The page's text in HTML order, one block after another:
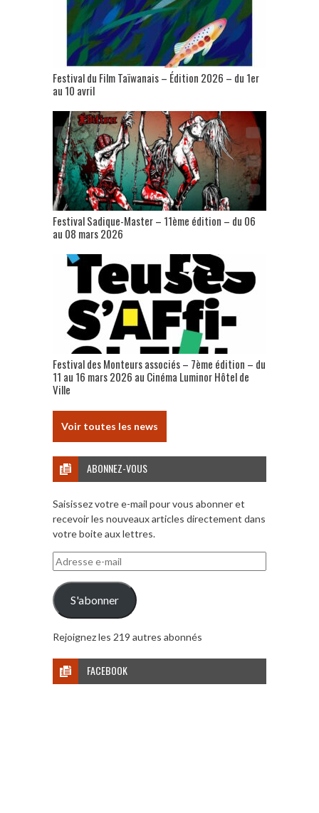
Festival du Film Taïwanais – Édition 2026 – du 1er
au 10 avril
Festival Sadique-Master – 11ème édition – du 06
au 08 mars 2026
Festival des Monteurs associés – 7ème édition – du
11 au 16 mars 2026 au Cinéma Luminor Hôtel de
Ville
Voir toutes les news
ABONNEZ-VOUS
Saisissez votre e-mail pour vous abonner et
recevoir les nouveaux articles directement dans
votre boite aux lettres.
Adresse
e-
mail
S'abonner
Rejoignez les 219 autres abonnés
FACEBOOK